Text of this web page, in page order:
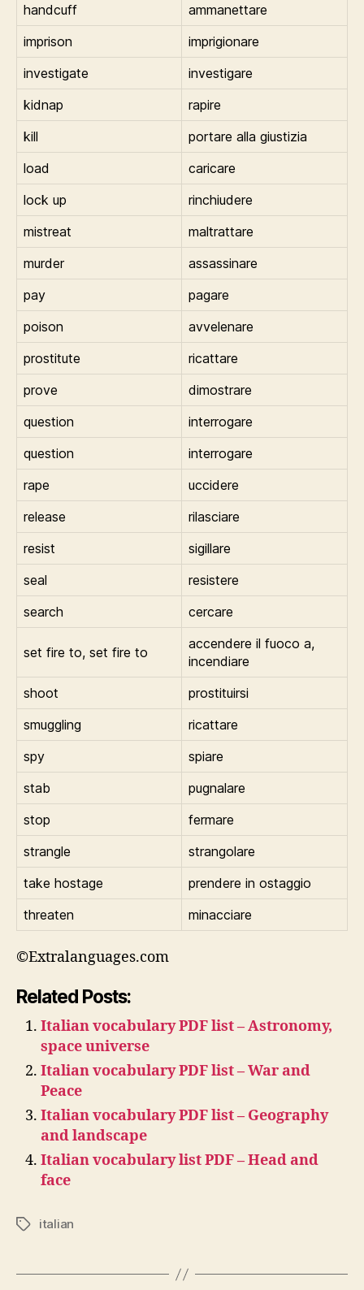
handcuff
ammanettare
imprison
imprigionare
investigate
investigare
kidnap
rapire
kill
portare alla giustizia
load
caricare
lock up
rinchiudere
mistreat
maltrattare
murder
assassinare
pay
pagare
poison
avvelenare
prostitute
ricattare
prove
dimostrare
question
interrogare
question
interrogare
rape
uccidere
release
rilasciare
resist
sigillare
seal
resistere
search
cercare
set fire to, set fire to
accendere il fuoco a,
incendiare
shoot
prostituirsi
smuggling
ricattare
spy
spiare
stab
pugnalare
stop
fermare
strangle
strangolare
take hostage
prendere in ostaggio
threaten
minacciare
©Extralanguages.com
Related Posts:
Italian vocabulary PDF list – Astronomy,
space universe
Italian vocabulary PDF list – War and
Peace
Italian vocabulary PDF list – Geography
and landscape
Italian vocabulary list PDF – Head and
face
Tagsitalian